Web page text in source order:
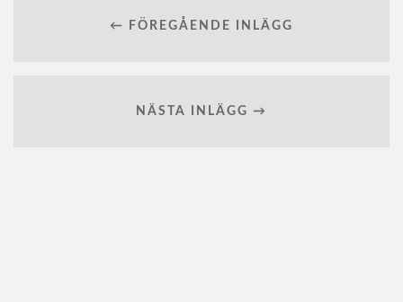
← FÖREGÅENDE INLÄGG
NÄSTA INLÄGG →